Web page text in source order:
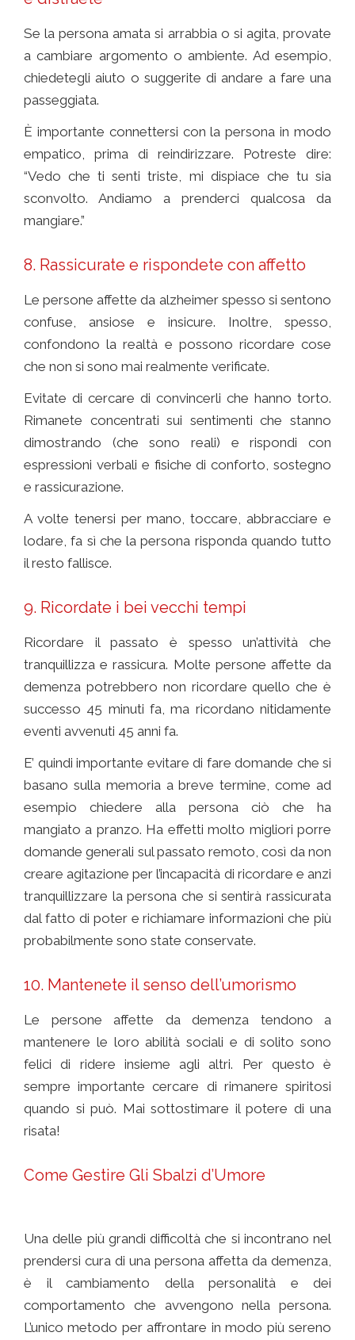
Se la persona amata si arrabbia o si agita, provate
a cambiare argomento o ambiente. Ad esempio,
chiedetegli aiuto o suggerite di andare a fare una
passeggiata.
È importante connettersi con la persona in modo
empatico, prima di reindirizzare. Potreste dire:
“Vedo che ti senti triste, mi dispiace che tu sia
sconvolto. Andiamo a prenderci qualcosa da
mangiare.”
8. Rassicurate e rispondete con affetto
Le persone affette da alzheimer spesso si sentono
confuse, ansiose e insicure. Inoltre, spesso,
confondono la realtà e possono ricordare cose
che non si sono mai realmente verificate.
Evitate di cercare di convincerli che hanno torto.
Rimanete concentrati sui sentimenti che stanno
dimostrando (che sono reali) e rispondi con
espressioni verbali e fisiche di conforto, sostegno
e rassicurazione.
A volte tenersi per mano, toccare, abbracciare e
lodare, fa sì che la persona risponda quando tutto
il resto fallisce.
9. Ricordate i bei vecchi tempi
Ricordare il passato è spesso un’attività che
tranquillizza e rassicura. Molte persone affette da
demenza potrebbero non ricordare quello che è
successo 45 minuti fa, ma ricordano nitidamente
eventi avvenuti 45 anni fa.
E’ quindi importante evitare di fare domande che si
basano sulla memoria a breve termine, come ad
esempio chiedere alla persona ciò che ha
mangiato a pranzo. Ha effetti molto migliori porre
domande generali sul passato remoto, così da non
creare agitazione per l’incapacità di ricordare e anzi
tranquillizzare la persona che si sentirà rassicurata
dal fatto di poter e richiamare informazioni che più
probabilmente sono state conservate.
10. Mantenete il senso dell’umorismo
Le persone affette da demenza tendono a
mantenere le loro abilità sociali e di solito sono
felici di ridere insieme agli altri. Per questo è
sempre importante cercare di rimanere spiritosi
quando si può. Mai sottostimare il potere di una
risata!
Come Gestire Gli Sbalzi d’Umore
Una delle più grandi difficoltà che si incontrano nel
prendersi cura di una persona affetta da demenza,
è il cambiamento della personalità e dei
comportamento che avvengono nella persona.
L’unico metodo per affrontare in modo più sereno